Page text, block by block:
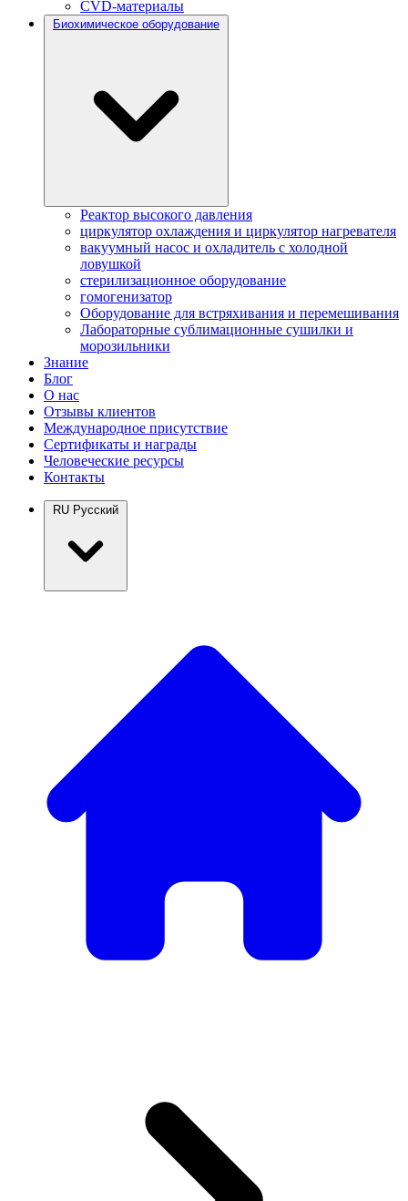
CVD-материалы
Биохимическое оборудование
Реактор высокого давления
циркулятор охлаждения и циркулятор нагревателя
вакуумный насос и охладитель с холодной
ловушкой
стерилизационное оборудование
гомогенизатор
Оборудование для встряхивания и перемешивания
Лабораторные сублимационные сушилки и
морозильники
Знание
Блог
О нас
Отзывы клиентов
Международное присутствие
Сертификаты и награды
Человеческие ресурсы
Контакты
RU Русский